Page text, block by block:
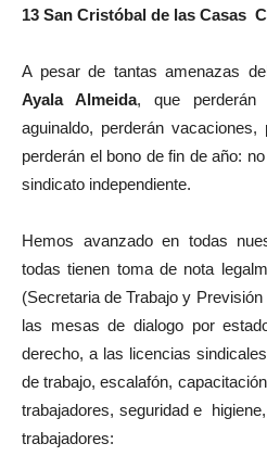
13 San Cristóbal de las Casas
A pesar de tantas amenazas
Ayala Almeida, que
aguinaldo, perderán
perderán el bono de fin de año:
sindicato independiente.
Hemos avanzado en todas
todas tienen toma de nota
(Secretaria de Trabajo y
las mesas de dialogo por
derecho, a las licencias
de trabajo, escalafón,
trabajadores, seguridad e
trabajadores: